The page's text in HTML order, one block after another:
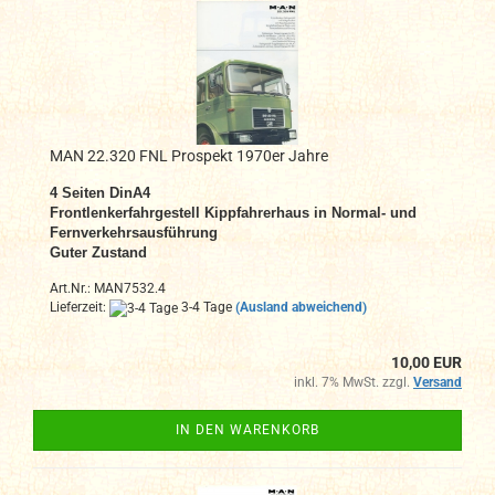
MAN 22.320 FNL Prospekt 1970er Jahre
4 Seiten DinA4
Frontlenkerfahrgestell Kippfahrerhaus in Normal- und
Fernverkehrsausführung
Guter Zustand
Art.Nr.: MAN7532.4
Lieferzeit:
3-4 Tage (Ausland abweichend)
10,00 EUR
inkl. 7% MwSt. zzgl. Versand
IN DEN WARENKORB